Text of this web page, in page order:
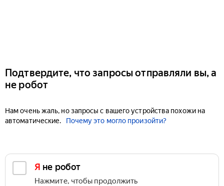
Подтвердите, что запросы отправляли вы, а
не робот
Нам очень жаль, но запросы с вашего устройства похожи на
автоматические.
Почему это могло произойти?
Я не робот
Нажмите, чтобы продолжить